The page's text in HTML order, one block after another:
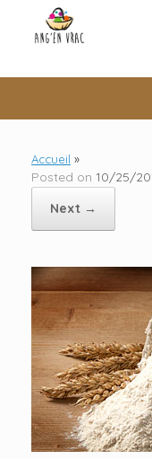
content
Accueil »
Posted on 10/25/
Next →